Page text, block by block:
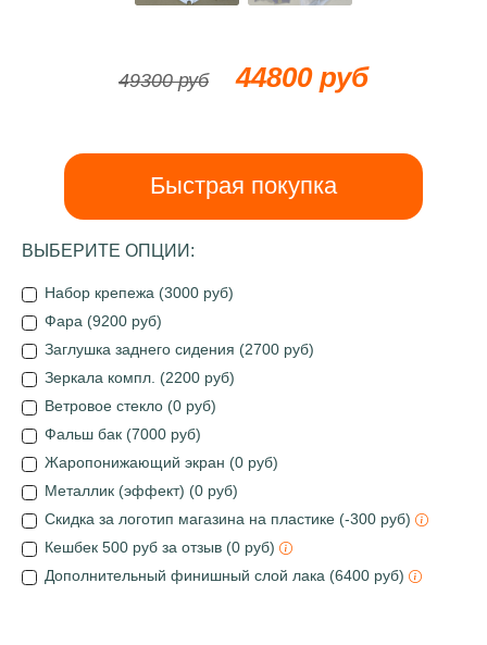
49300 руб 44800 руб
Быстрая покупка
ВЫБЕРИТЕ ОПЦИИ:
Набор крепежа (3000 руб)
Фара (9200 руб)
Заглушка заднего сидения (2700 руб)
Зеркала компл. (2200 руб)
Ветровое стекло (0 руб)
Фальш бак (7000 руб)
Жаропонижающий экран (0 руб)
Металлик (эффект) (0 руб)
Скидка за логотип магазина на пластике (-300 руб)
Кешбек 500 руб за отзыв (0 руб)
Дополнительный финишный слой лака (6400 руб)